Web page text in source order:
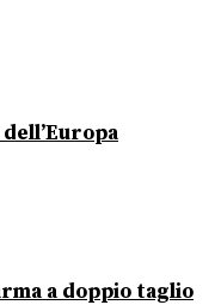
a doppio taglio